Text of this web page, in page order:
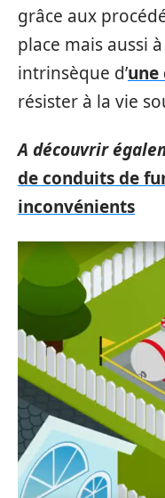
grâce aux
place mais aussi
intrinsèque d’une
résister à la vie
A découvrir
de conduits de
inconvénients